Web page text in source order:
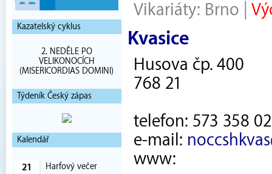
Kazatelský cyklus
2. NEDĚLE PO
VELIKONOCÍCH
(MISERICORDIAS DOMINI)
Týdeník Český zápas
Kalendář
21 Harfový večer
Vikariáty: Brno
Kvasice
Husova čp. 400
768 21
telefon: 573 358
e-mail:
www: